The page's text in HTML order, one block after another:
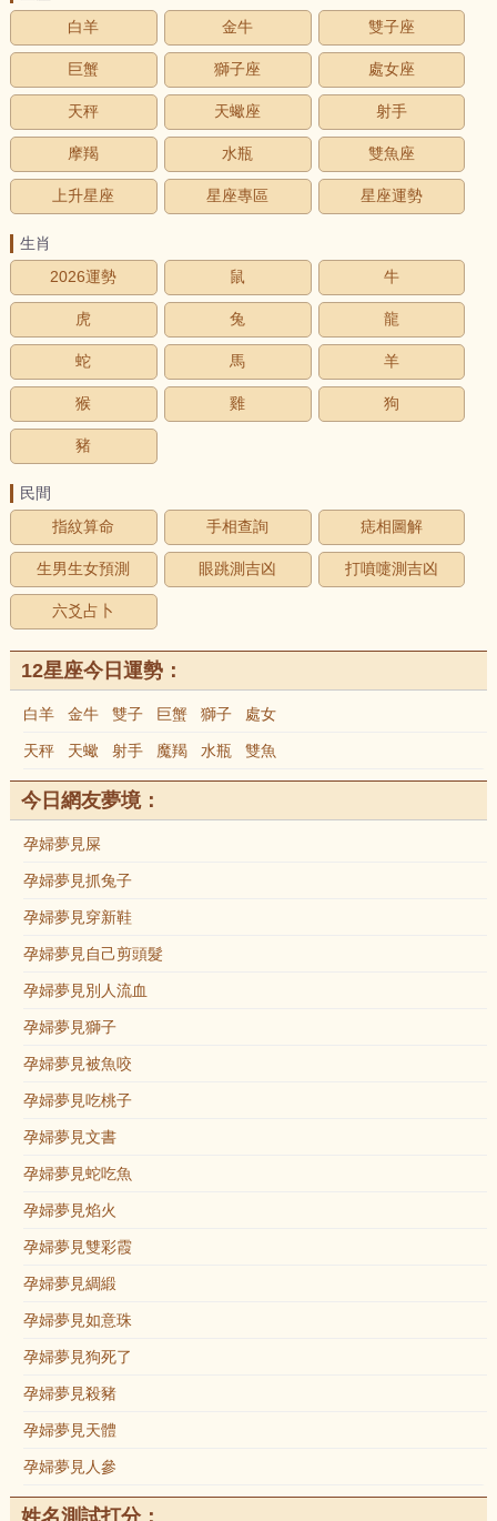
白羊
金牛 雙子座
巨蟹 獅子座 處女座
天秤 天蠍座 射手
摩羯 水瓶 雙魚座
上升星座 星座專區 星座運勢
生肖
2026運勢
鼠 牛
虎 兔 龍
蛇 馬 羊
猴 雞 狗
豬
民間
指紋算命
手相查詢 痣相圖解
生男生女預測 眼跳測吉凶 打噴嚏測吉凶
六爻占卜
12星座今日運勢：
白羊 金牛 雙子 巨蟹 獅子 處女
天秤 天蠍 射手 魔羯 水瓶 雙魚
今日網友夢境：
孕婦夢見屎
孕婦夢見抓兔子
孕婦夢見穿新鞋
孕婦夢見自己剪頭髮
孕婦夢見別人流血
孕婦夢見獅子
孕婦夢見被魚咬
孕婦夢見吃桃子
孕婦夢見文書
孕婦夢見蛇吃魚
孕婦夢見焰火
孕婦夢見雙彩霞
孕婦夢見綢緞
孕婦夢見如意珠
孕婦夢見狗死了
孕婦夢見殺豬
孕婦夢見天體
孕婦夢見人參
姓名測試打分：